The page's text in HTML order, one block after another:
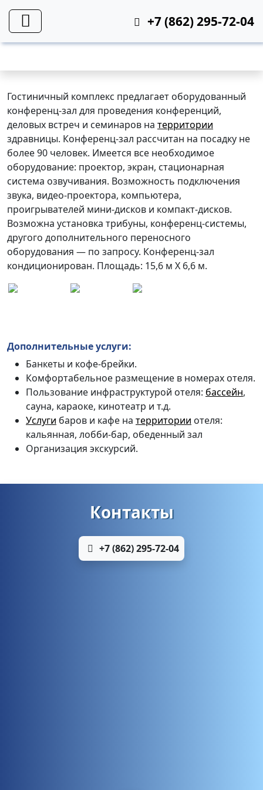
+7 (862) 295-72-04
MICE
Гостиничный комплекс предлагает оборудованный
конференц-зал для проведения конференций,
деловых встреч и семинаров на территории
здравницы. Конференц-зал рассчитан на посадку не
более 90 человек. Имеется все необходимое
оборудование: проектор, экран, стационарная
система озвучивания. Возможность подключения
звука, видео-проектора, компьютера,
проигрывателей мини-дисков и компакт-дисков.
Возможна установка трибуны, конференц-системы,
другого дополнительного переносного
оборудования — по запросу. Конференц-зал
кондиционирован. Площадь: 15,6 м X 6,6 м.
Дополнительныеуслуги:
Банкеты и кофе-брейки.
Комфортабельное размещение в номерах отеля.
Пользование инфраструктурой отеля: бассейн,
сауна, караоке, кинотеатр и т.д.
Услуги баров и кафе на территории отеля:
кальянная, лобби-бар, обеденный зал
Организация экскурсий.
Контакты
+7 (862) 295-72-04